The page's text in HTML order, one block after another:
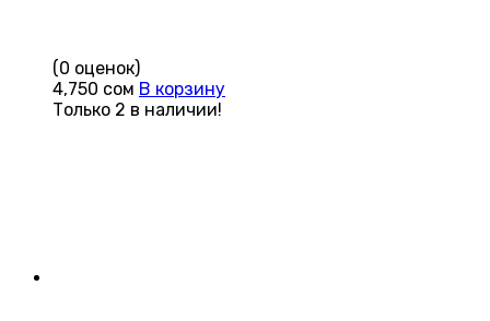
(0 оценок)
4,750 сом В корзину
Только 2 в наличии!